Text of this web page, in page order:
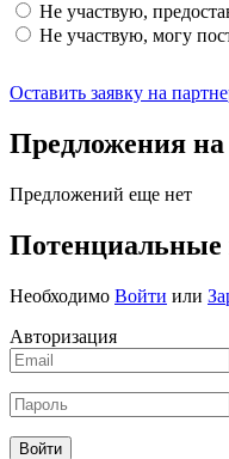
Не участвую,
Не участвую, могу
Оставить заявку на
Предложения на
Предложений еще нет
Потенциальные
Необходимо Войти или
Авторизация
Войти